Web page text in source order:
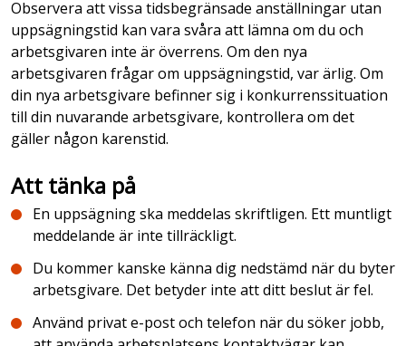
Observera att vissa tidsbegränsade anställningar utan
uppsägningstid kan vara svåra att lämna om du och
arbetsgivaren inte är överrens. Om den nya
arbetsgivaren frågar om uppsägningstid, var ärlig. Om
din nya arbetsgivare befinner sig i konkurrenssituation
till din nuvarande arbetsgivare, kontrollera om det
gäller någon karenstid.
Att tänka på
En uppsägning ska meddelas skriftligen. Ett muntligt
meddelande är inte tillräckligt.
Du kommer kanske känna dig nedstämd när du byter
arbetsgivare. Det betyder inte att ditt beslut är fel.
Använd privat e-post och telefon när du söker jobb,